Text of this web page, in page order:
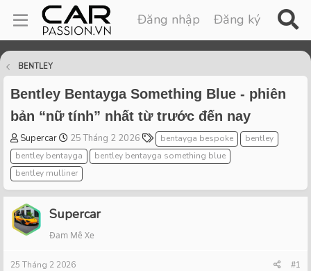
Đăng nhập Đăng ký
BENTLEY
Bentley Bentayga Something Blue - phiên
bản “nữ tính” nhất từ trước đến nay
T
h
r
e
a
d
s
t
r
Supercar
S
t
a
r
t
a
t
25 Tháng 2 2026
T
a
g
bentayga bespoke
bentley
bentley bentayga
bentley bentayga something blue
bentley mulliner
Supercar
Đam Mê Xe
25 Tháng 2 2026 #1